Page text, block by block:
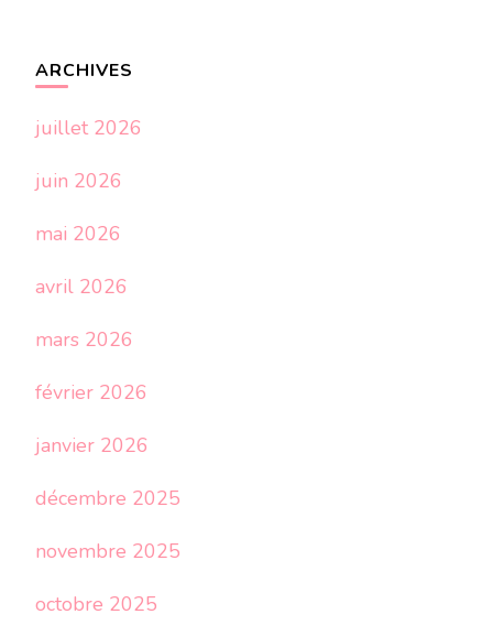
ARCHIVES
juillet 2026
juin 2026
mai 2026
avril 2026
mars 2026
février 2026
janvier 2026
décembre 2025
novembre 2025
octobre 2025